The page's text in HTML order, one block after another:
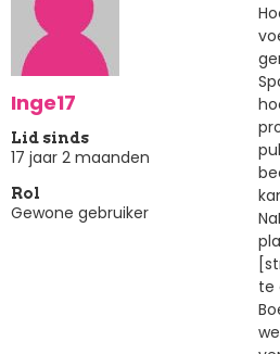
Inge17
Lid sinds
17 jaar 2 maanden
Rol
Gewone gebruiker
te